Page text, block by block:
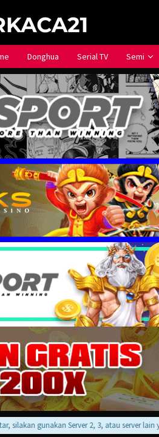
Donghua Serial TV Semi
gunakan Server 2, 3, atau server lain yang